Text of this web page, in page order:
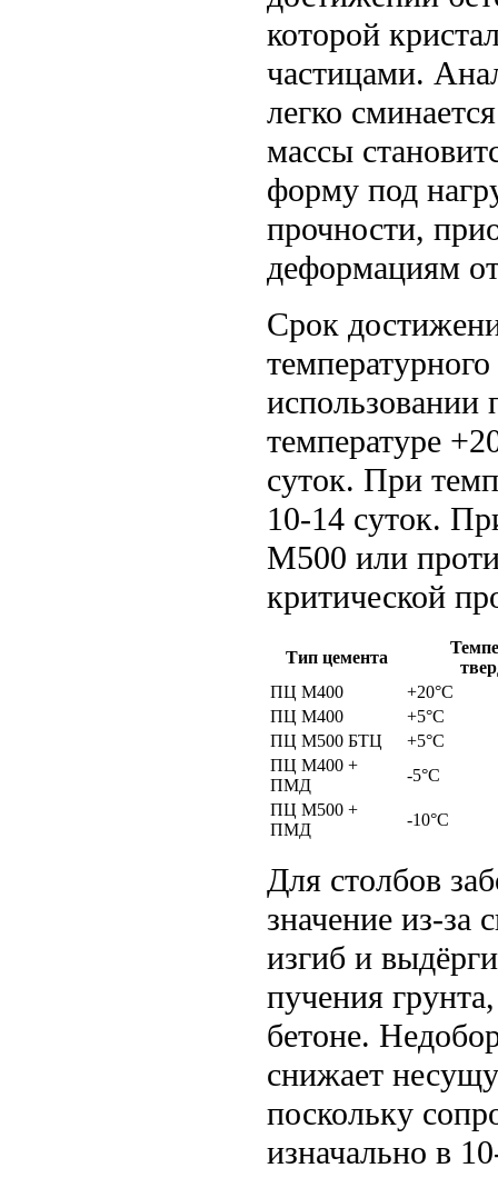
которой
частицами.
легко
массы
форму под
прочности,
деформациям
Срок
использовании
температуре
суток. При
10-14 суток.
М500 или
критической
Тип цемента
ПЦ М400
+20°C
ПЦ М400
+5°C
ПЦ М500 БТЦ
+5°C
ПЦ М400 +
ПМД
-5°C
ПЦ М500 +
ПМД
-10°C
Для столбов
значение из-за
изгиб и
пучения
бетоне.
снижает
поскольку
изначально в